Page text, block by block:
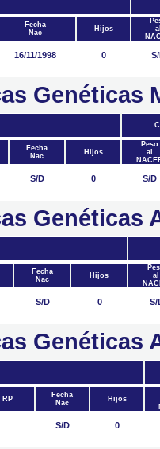
Fecha
Nac
Hijos
16/11/1998 0
Genéticas
Fecha
Nac
Hijos
Peso
al
S/D 0 S/D
Genéticas
Fecha
Nac
Hijos
al
S/D 0 S/
Genéticas
RP
Fecha
Nac
Hijos
S/D 0